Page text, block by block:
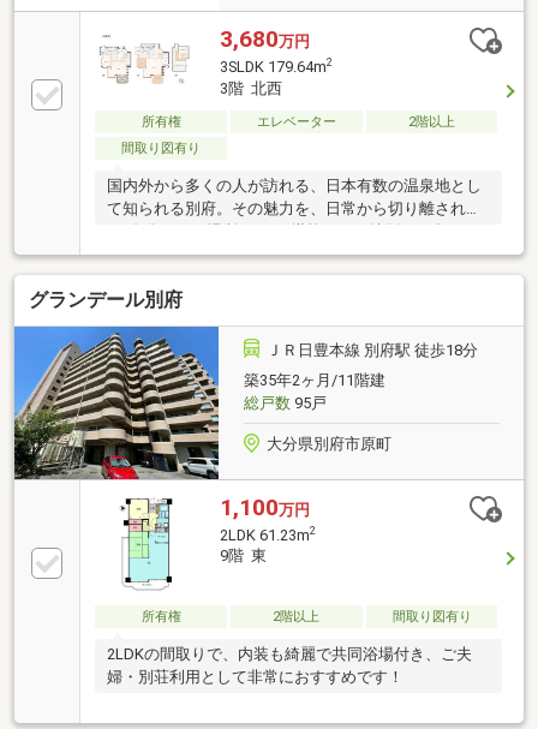
3,680万円
3SLDK 179.64m2
3階 北西
所有権 エレベーター
2階以上
間取り図有り
国内外から多くの人が訪れる、日本有数の温泉地とし
て知られる別府。その魅力を、日常から切り離され
た“自分だけの場所”として堪能できる特別な一邸で
す。別府湾から別府の山々までを見渡す圧倒的なパノ
ラマビューは、まさに唯一無二。人気の観光エリア・
鉄輪にもほど近く、滞在拠点としての利便性も魅力の
一つ。マンションでありながらメゾネットタイプの3
階建て構造を採用し、部屋数の多さとゆとりある空間
設計は、家族やゲストを迎える別荘として快適な時間
を演出します。「泊まる」ではなく「所有する」こと
でしか味わえない、特別な時間。ここは、訪れるたび
に心を整え、日常から解き放ってくれる唯一無二の温
泉別荘です。
グランデール別府
ＪＲ日豊本線 別府駅 徒歩18分
築35年2ヶ月/11階建
総戸数95戸
大分県別府市原町
1,100万円
2LDK 61.23m2
9階 東
所有権 2階以上 間取り図有り
2LDKの間取りで、内装も綺麗で共同浴場付き、ご夫
婦・別荘利用として非常におすすめです！